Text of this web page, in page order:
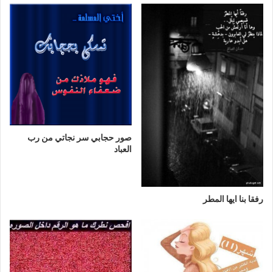
رفقا بنا ايها المطر
صور حجابي سر نجاتي من رب
العباد